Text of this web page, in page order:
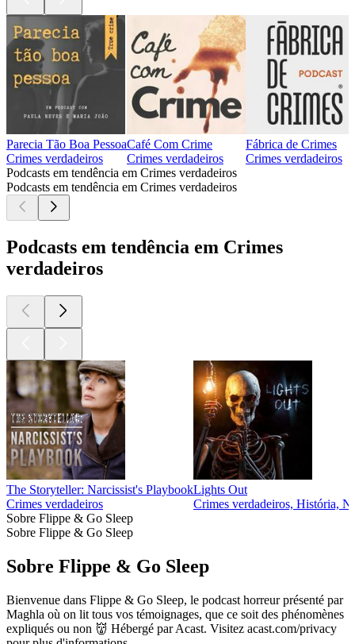
Parecia Tão Boa Pessoa
Crimes verdadeiros
Café Com Crime
Crimes verdadeiros
Fábrica de Crimes
Crimes verdadeiros
Podcasts em tendência em Crimes verdadeiros
Podcasts em tendência em Crimes verdadeiros
Podcasts em tendência em Crimes
verdadeiros
The Storyteller: Narcissist's Playbook
Crimes verdadeiros
Lights Out
Crimes verdadeiros, História,
Sobre Flippe & Go Sleep
Sobre Flippe & Go Sleep
Sobre Flippe & Go Sleep
Bienvenue dans Flippe & Go Sleep, le podcast horreur présenté par
Maghla où on lit tous vos témoignages, que ce soit des phénomènes
expliqués ou non 👹 Hébergé par Acast. Visitez acast.com/privacy